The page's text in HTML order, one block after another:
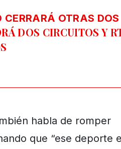
CERRARÁ OTRAS DOS
DOS CIRCUITOS Y
habla de romper
que “ese deporte